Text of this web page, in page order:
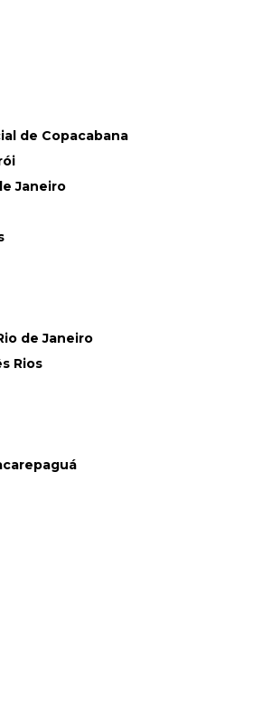
de Copacabana
Janeiro
de Janeiro
Rios